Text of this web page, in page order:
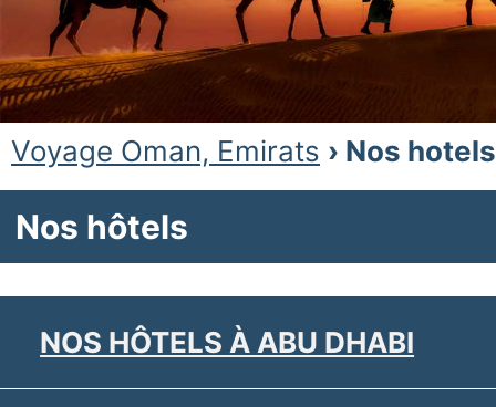
Voyage Oman, Emirats › Nos
Nos hôtels
NOS HÔTELS À ABU DHABI